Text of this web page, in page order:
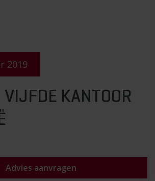
2019
VIJFDE KANTOOR
Advies aanvragen